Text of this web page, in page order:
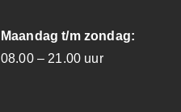
Maandag t/m zondag:
08.00 – 21.00 uur